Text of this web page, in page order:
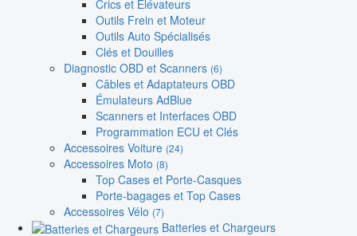
Crics et Élévateurs
Outils Frein et Moteur
Outils Auto Spécialisés
Clés et Douilles
Diagnostic OBD et Scanners (6)
Câbles et Adaptateurs OBD
Émulateurs AdBlue
Scanners et Interfaces OBD
Programmation ECU et Clés
Accessoires Voiture (24)
Accessoires Moto (8)
Top Cases et Porte-Casques
Porte-bagages et Top Cases
Accessoires Vélo (7)
Batteries et Chargeurs